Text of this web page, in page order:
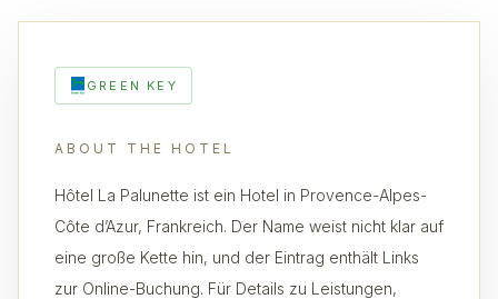
GREEN KEY
ABOUT THE HOTEL
Hôtel La Palunette ist ein Hotel in Provence-Alpes-
Côte d’Azur, Frankreich. Der Name weist nicht klar auf
eine große Kette hin, und der Eintrag enthält Links
zur Online-Buchung. Für Details zu Leistungen,